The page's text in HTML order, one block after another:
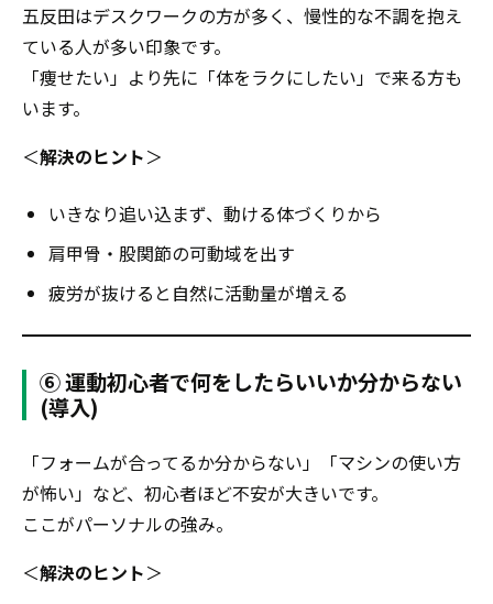
五反田はデスクワークの方が多く、慢性的な不調を抱え
ている人が多い印象です。
「痩せたい」より先に「体をラクにしたい」で来る方も
います。
＜解決のヒント＞
いきなり追い込まず、動ける体づくりから
肩甲骨・股関節の可動域を出す
疲労が抜けると自然に活動量が増える
⑥ 運動初心者で何をしたらいいか分からない
(導入)
「フォームが合ってるか分からない」「マシンの使い方
が怖い」など、初心者ほど不安が大きいです。
ここがパーソナルの強み。
＜解決のヒント＞